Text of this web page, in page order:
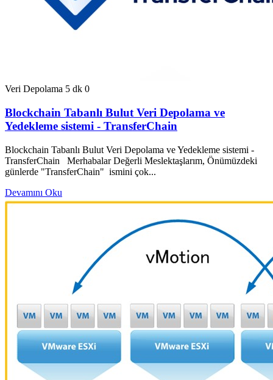
Veri Depolama 5 dk 0
Blockchain Tabanlı Bulut Veri Depolama ve
Yedekleme sistemi - TransferChain
Blockchain Tabanlı Bulut Veri Depolama ve Yedekleme sistemi -
TransferChain Merhabalar Değerli Meslektaşlarım, Önümüzdeki
günlerde "TransferChain" ismini çok...
Devamını Oku